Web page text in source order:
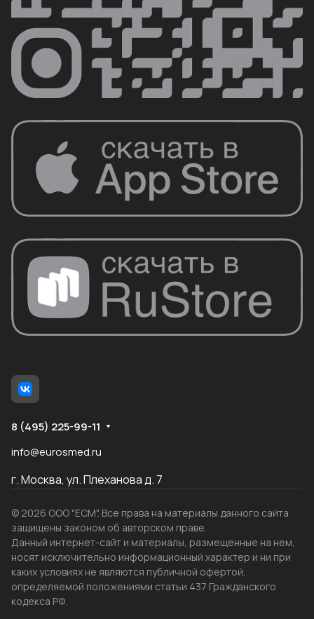
8 (495) 225-99-11
info@eurosmed.ru
г. Москва, ул. Плеханова д. 7
© 2026 ООО "ЕСМ". Все права на материалы данного сайта
защищены законом об авторском праве.
Данный интернет-сайт и материалы, размещенные на нем,
носят исключительно информационный характер и ни при
каких условиях не являются публичной офертой,
определяемой положениями статьи 437 Гражданского
кодекса РФ.